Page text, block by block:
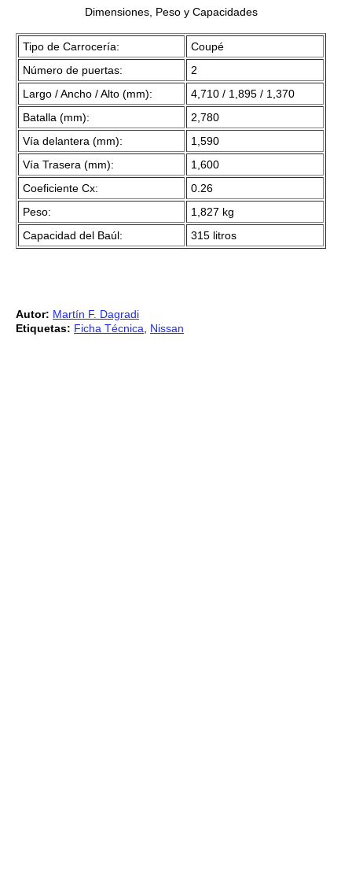
Dimensiones, Peso y Capacidades
Tipo de Carrocería:
Coupé
Número de puertas:
2
Largo / Ancho / Alto (mm):
4,710 / 1,895 / 1,370
Batalla (mm):
2,780
Vía delantera (mm):
1,590
Vía Trasera (mm):
1,600
Coeficiente Cx:
0.26
Peso:
1,827 kg
Capacidad del Baúl:
315 litros
Autor: Martín F. Dagradi
Etiquetas: Ficha Técnica, Nissan